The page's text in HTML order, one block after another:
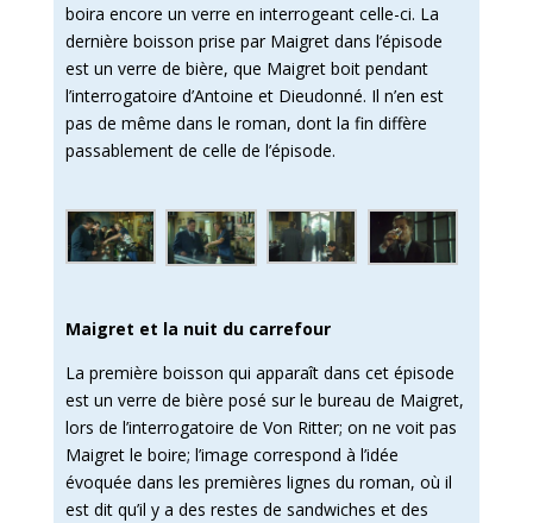
boira encore un verre en interrogeant celle-ci. La
dernière boisson prise par Maigret dans l’épisode
est un verre de bière, que Maigret boit pendant
l’interrogatoire d’Antoine et Dieudonné. Il n’en est
pas de même dans le roman, dont la fin diffère
passablement de celle de l’épisode.
Maigret et la nuit du carrefour
La première boisson qui apparaît dans cet épisode
est un verre de bière posé sur le bureau de Maigret,
lors de l’interrogatoire de Von Ritter; on ne voit pas
Maigret le boire; l’image correspond à l’idée
évoquée dans les premières lignes du roman, où il
est dit qu’il y a des restes de sandwiches et des